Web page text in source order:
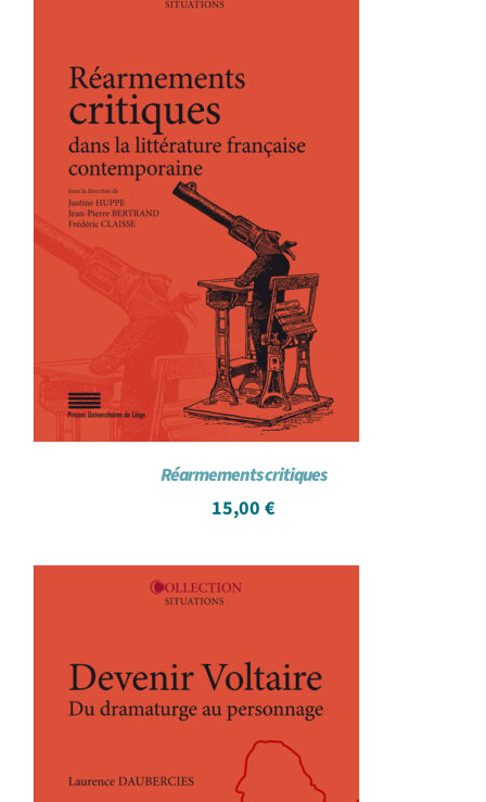
Panier WooCommerce
Réarmements critiques
15,00 €